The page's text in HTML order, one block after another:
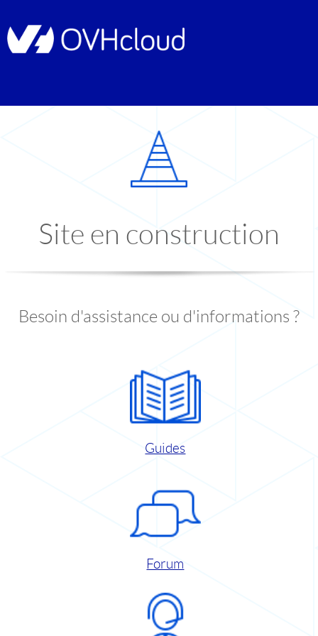
Site en construction
Besoin d'assistance ou d'informations ?
Guides
Forum